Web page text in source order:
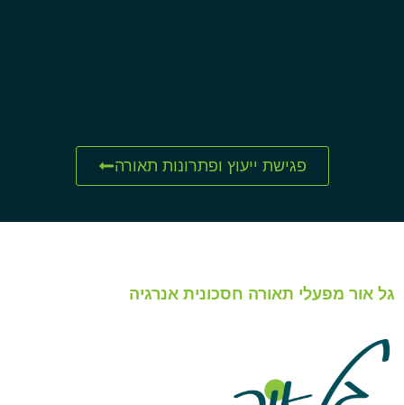
פגישת ייעוץ ופתרונות תאורה
גל אור מפעלי תאורה חסכונית אנרגיה